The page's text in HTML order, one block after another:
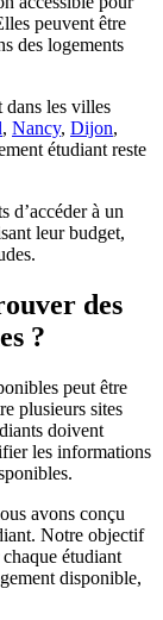
peuvent être
des logements
dans les villes
, Nancy, Dijon,
étudiant reste
d’accéder à un
leur budget,
des
?
peut être
plusieurs sites
doivent
les informations
avons conçu
Notre objectif
étudiant
disponible,